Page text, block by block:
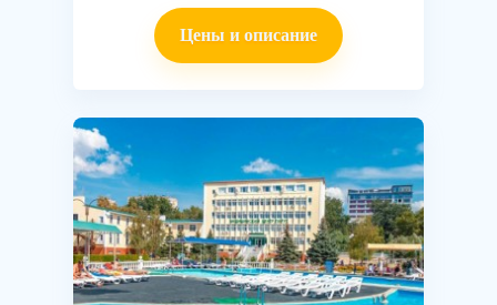
Цены и описание